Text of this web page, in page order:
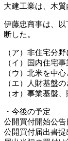
大建工業は、木
伊藤忠商事は、
断した。
（ア）非住宅分
（イ）国内住宅
（ウ）北米を中
（エ）人財基盤
（オ）事業基盤
・今後の予定
公開買付開始
公開買付届出書